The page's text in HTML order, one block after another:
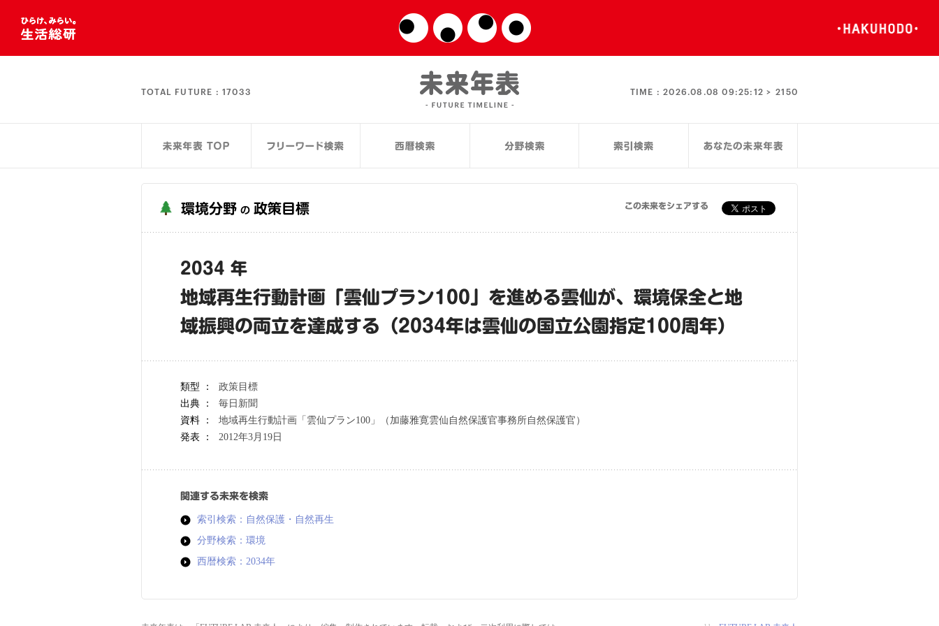
TOTAL FUTURE : 17033 TIME :2026.08.08 09:25:12 > 2150
環境分野 の 政策目標 この未来をシェアする
2034 年
地域再生行動計画「雲仙プラン100」を進める雲仙が、環境保全と地
域振興の両立を達成する（2034年は雲仙の国立公園指定100周年）
類型 ：
政策目標
出典 ：
毎日新聞
資料 ：
地域再生行動計画「雲仙プラン100」（加藤雅寛雲仙自然保護官事務所自然保護官）
発表 ：
2012年3月19日
関連する未来を検索
索引検索：自然保護・自然再生
分野検索：環境
西暦検索：2034年